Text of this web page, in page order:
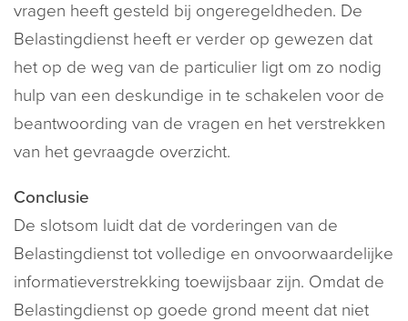
vragen heeft gesteld bij ongeregeldheden. De
Belastingdienst heeft er verder op gewezen dat
het op de weg van de particulier ligt om zo nodig
hulp van een deskundige in te schakelen voor de
beantwoording van de vragen en het verstrekken
van het gevraagde overzicht.
Conclusie
De slotsom luidt dat de vorderingen van de
Belastingdienst tot volledige en onvoorwaardelijke
informatieverstrekking toewijsbaar zijn. Omdat de
Belastingdienst op goede grond meent dat niet